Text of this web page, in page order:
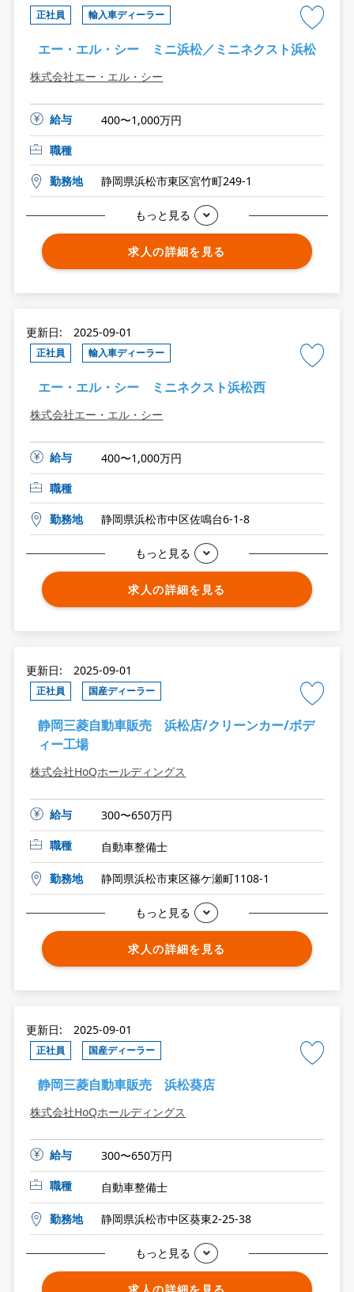
正社員 輸入車ディーラー
エー・エル・シー ミニ浜松／ミニネクスト浜松
株式会社エー・エル・シー
給与
400〜1,000万円
職種
勤務地 静岡県浜松市東区宮竹町249-1
もっと見る
求人の詳細を見る
更新日: 2025-09-01
正社員 輸入車ディーラー
エー・エル・シー ミニネクスト浜松西
株式会社エー・エル・シー
給与
400〜1,000万円
職種
勤務地 静岡県浜松市中区佐鳴台6-1-8
もっと見る
求人の詳細を見る
更新日: 2025-09-01
正社員 国産ディーラー
静岡三菱自動車販売 浜松店/クリーンカー/ボデ
ィー工場
株式会社HoQホールディングス
給与
300〜650万円
職種
自動車整備士
勤務地 静岡県浜松市東区篠ケ瀬町1108-1
もっと見る
求人の詳細を見る
更新日: 2025-09-01
正社員 国産ディーラー
静岡三菱自動車販売 浜松葵店
株式会社HoQホールディングス
給与
300〜650万円
職種
自動車整備士
勤務地 静岡県浜松市中区葵東2-25-38
もっと見る
求人の詳細を見る